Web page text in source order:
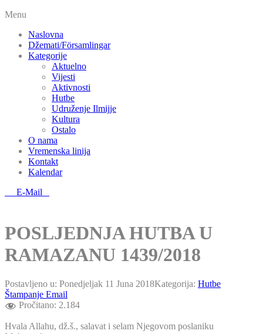
Menu
Naslovna
Džemati/Församlingar
Kategorije
Aktuelno
Vijesti
Aktivnosti
Hutbe
Udruženje Ilmijje
Kultura
Ostalo
O nama
Vremenska linija
Kontakt
Kalendar
E-Mail
POSLJEDNJA HUTBA U
RAMAZANU 1439/2018
Postavljeno u: Ponedjeljak 11 Juna 2018Kategorija: Hutbe
Štampanje Email
Pročitano: 2.184
Hvala Allahu, dž.š., salavat i selam Njegovom poslaniku